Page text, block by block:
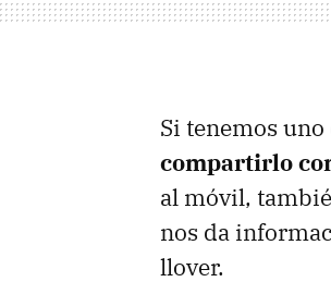
Si tenemos
compartirlo
al móvil,
nos da
llover.